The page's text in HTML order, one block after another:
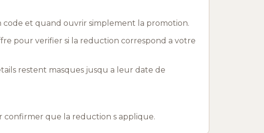
code et quand ouvrir simplement la promotion.
pour verifier si la reduction correspond a votre
restent masques jusqu a leur date de
confirmer que la reduction s applique.